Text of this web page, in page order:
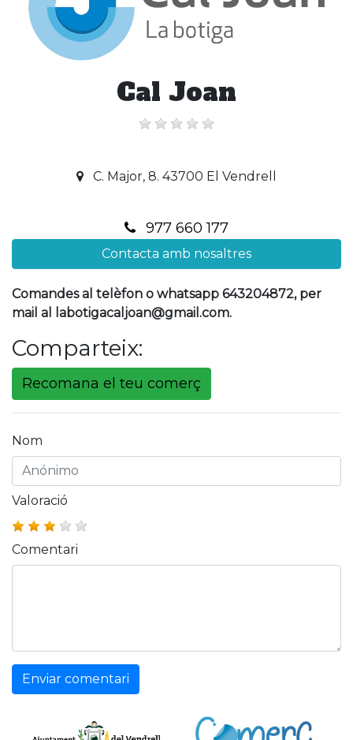
Cal Joan
C. Major, 8. 43700 El Vendrell
977 660 177
Contacta amb nosaltres
Comandes al telèfon o whatsapp 643204872, per
mail al labotigacaljoan@gmail.com.
Comparteix:
Recomana el teu comerç
Nom
Valoració
Comentari
Enviar comentari